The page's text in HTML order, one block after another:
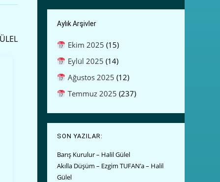
Aylık Arşivler
Ekim 2025 (15)
Eylül 2025 (14)
Ağustos 2025 (12)
Temmuz 2025 (237)
SON YAZILAR:
Barış Kurulur – Halil Gülel
Akılla Düşüm – Ezgim TUFAN’a – Halil
Gülel